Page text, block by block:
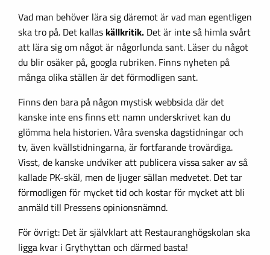
Vad man behöver lära sig däremot är vad man egentligen
ska tro på. Det kallas källkritik. Det är inte så himla svårt
att lära sig om något är någorlunda sant. Läser du något
du blir osäker på, googla rubriken. Finns nyheten på
många olika ställen är det förmodligen sant.
Finns den bara på någon mystisk webbsida där det
kanske inte ens finns ett namn underskrivet kan du
glömma hela historien. Våra svenska dagstidningar och
tv, även kvällstidningarna, är fortfarande trovärdiga.
Visst, de kanske undviker att publicera vissa saker av så
kallade PK-skäl, men de ljuger sällan medvetet. Det tar
förmodligen för mycket tid och kostar för mycket att bli
anmäld till Pressens opinionsnämnd.
För övrigt: Det är självklart att Restauranghögskolan ska
ligga kvar i Grythyttan och därmed basta!